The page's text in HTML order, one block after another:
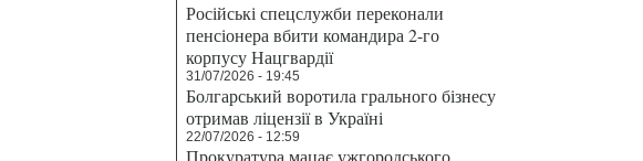
Російські спецслужби переконали
пенсіонера вбити командира 2-го
корпусу Нацгвардії
31/07/2026 - 19:45
Болгарський воротила грального бізнесу
отримав ліцензії в Україні
22/07/2026 - 12:59
Прокуратура мацає ужгородського